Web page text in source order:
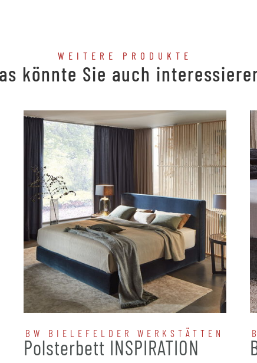
WEITERE PRODUKTE
könnte Sie auch
BW BIELEFELDER WERKSTÄTTEN
Polsterbett INSPIRATION